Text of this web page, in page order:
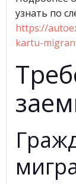
узнать по
https://
kartu-